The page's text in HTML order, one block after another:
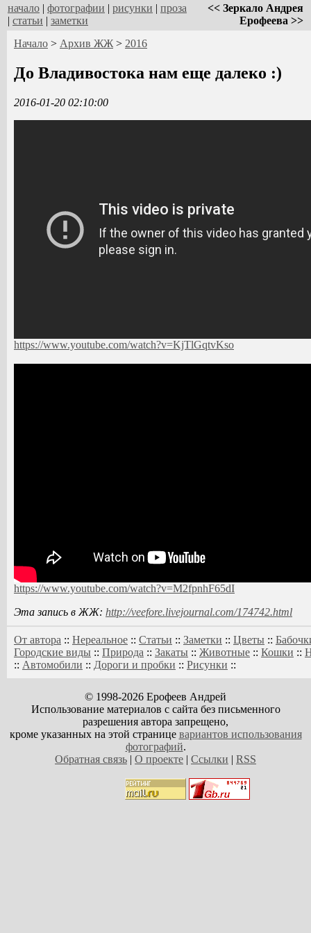
начало | фотографии | рисунки | проза
| статьи | заметки
<< Зеркало Андрея
Ерофеева >>
Начало > Архив ЖЖ > 2016
До Владивостока нам еще далеко :)
2016-01-20 02:10:00
https://www.youtube.com/watch?v=KjTlGqtvKso
https://www.youtube.com/watch?v=M2fpnhF65dI
Эта запись в ЖЖ: http://veefore.livejournal.com/174742.html
От автора :: Нереальное :: Статьи :: Заметки :: Цветы ::
Городские виды :: Природа :: Закаты :: Животные :: Кошки ::
:: Автомобили :: Дороги и пробки :: Рисунки ::
© 1998-2026 Ерофеев Андрей
Использование материалов с сайта без письменного
разрешения автора запрещено,
кроме указанных на этой странице вариантов использования
фотографий.
Обратная связь | О проекте | Ссылки | RSS